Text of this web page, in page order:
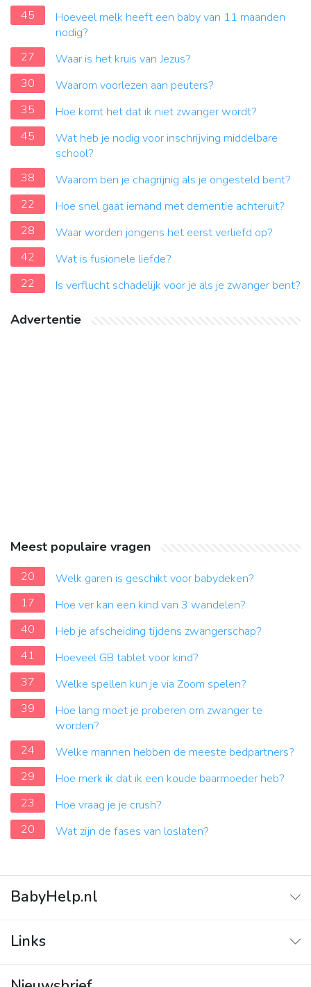
45
Hoeveel melk heeft een baby van 11 maanden
nodig?
27
Waar is het kruis van Jezus?
30
Waarom voorlezen aan peuters?
35
Hoe komt het dat ik niet zwanger wordt?
45
Wat heb je nodig voor inschrijving middelbare
school?
38
Waarom ben je chagrijnig als je ongesteld bent?
22
Hoe snel gaat iemand met dementie achteruit?
28
Waar worden jongens het eerst verliefd op?
42
Wat is fusionele liefde?
22
Is verflucht schadelijk voor je als je zwanger bent?
Advertentie
Meest populaire vragen
20
Welk garen is geschikt voor babydeken?
17
Hoe ver kan een kind van 3 wandelen?
40
Heb je afscheiding tijdens zwangerschap?
41
Hoeveel GB tablet voor kind?
37
Welke spellen kun je via Zoom spelen?
39
Hoe lang moet je proberen om zwanger te
worden?
24
Welke mannen hebben de meeste bedpartners?
29
Hoe merk ik dat ik een koude baarmoeder heb?
23
Hoe vraag je je crush?
20
Wat zijn de fases van loslaten?
BabyHelp.nl
Vraag & Antwoord
Links